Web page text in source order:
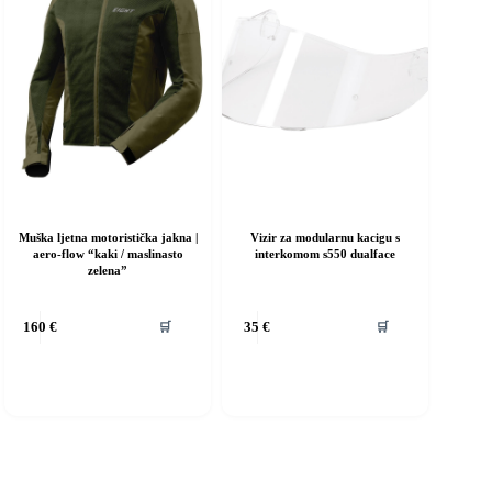
proizvoda
Muška ljetna motoristička jakna |
aero-flow “kaki / maslinasto
zelena”
160 € 🛒
Vizir za modularnu kacigu s
interkomom s550 dualface
35€ 🛒